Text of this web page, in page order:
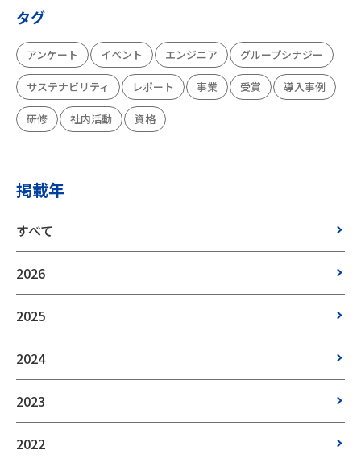
タグ
アンケート イベント エンジニア グループシナジー
サステナビリティ レポート 事業 受賞 導入事例
研修 社内活動 資格
掲載年
すべて
2026
2025
2024
2023
2022